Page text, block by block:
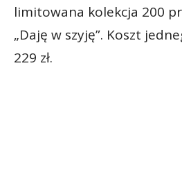
limitowana kolekcja 200
„Daję w szyję”. Koszt
229 zł.